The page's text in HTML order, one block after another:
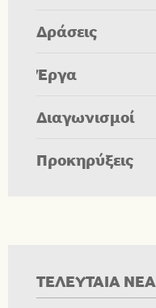
Δράσεις
Έργα
Διαγωνισμοί
Προκηρύξεις
ΤΕΛΕΥΤΑΙΑ ΝΕΑ